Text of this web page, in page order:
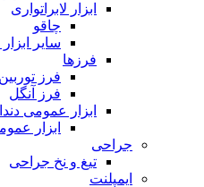
ابزار لابراتواری
چاقو
سایر ابزار
فرزها
فرز توربین
فرز آنگل
ابزار عمومی
ابزار
جراحی
تیغ و نخ جراحی
ایمپلنت